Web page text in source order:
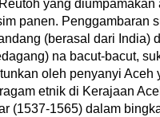
yang
panen. Penggambaran
(berasal dari India)
na bacut-bacut,
oleh penyanyi
etnik di Kerajaan
(1537-1565) dalam